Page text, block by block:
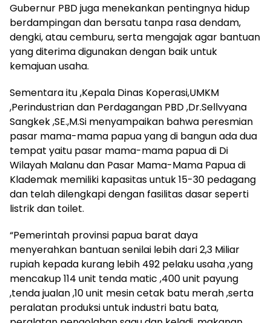
Gubernur PBD juga menekankan pentingnya hidup
berdampingan dan bersatu tanpa rasa dendam,
dengki, atau cemburu, serta mengajak agar bantuan
yang diterima digunakan dengan baik untuk
kemajuan usaha.
Sementara itu ,Kepala Dinas Koperasi,UMKM
,Perindustrian dan Perdagangan PBD ,Dr.Sellvyana
Sangkek ,SE.,M.Si menyampaikan bahwa peresmian
pasar mama-mama papua yang di bangun ada dua
tempat yaitu pasar mama-mama papua di Di
Wilayah Malanu dan Pasar Mama-Mama Papua di
Klademak memiliki kapasitas untuk 15-30 pedagang
dan telah dilengkapi dengan fasilitas dasar seperti
listrik dan toilet.
“Pemerintah provinsi papua barat daya
menyerahkan bantuan senilai lebih dari 2,3 Miliar
rupiah kepada kurang lebih 492 pelaku usaha ,yang
mencakup 114 unit tenda matic ,400 unit payung
,tenda jualan ,10 unit mesin cetak batu merah ,serta
peralatan produksi untuk industri batu bata,